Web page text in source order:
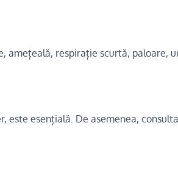
respirație scurtă, paloare,
esențială. De asemenea,